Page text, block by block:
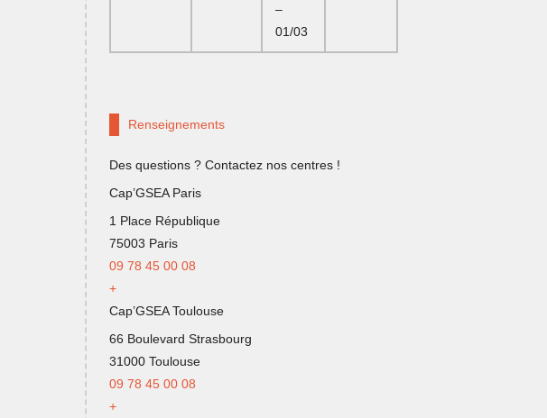
–
01/03
Renseignements
Des questions ? Contactez nos centres !
Cap’GSEA Paris
1 Place République
75003 Paris
09 78 45 00 08
+
Cap’GSEA Toulouse
66 Boulevard Strasbourg
31000 Toulouse
09 78 45 00 08
+